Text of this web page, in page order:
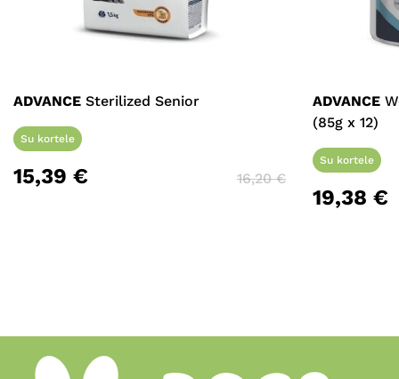
ADVANCE Sterilized Senior
Su kortele
15,39 € 16,20€
ADVANCE
(85g x 12)
Su kortele
19,38 €